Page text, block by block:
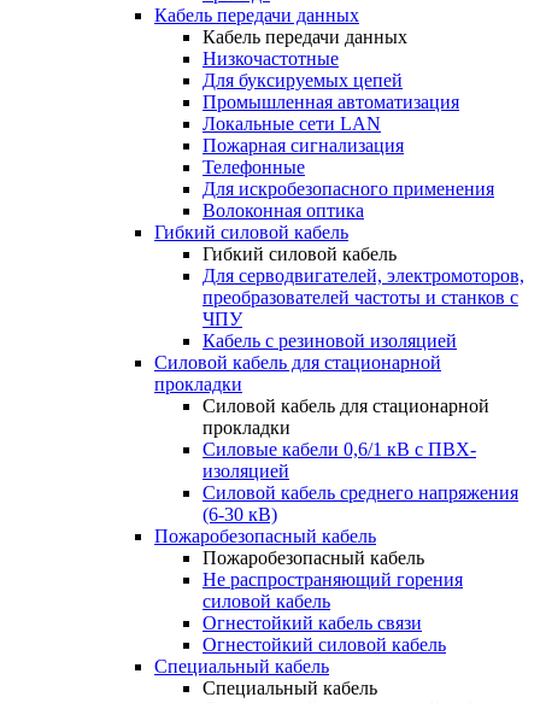
Кабель передачи данных
Кабель передачи данных
Низкочастотные
Для буксируемых цепей
Промышленная автоматизация
Локальные сети LAN
Пожарная сигнализация
Телефонные
Для искробезопасного применения
Волоконная оптика
Гибкий силовой кабель
Гибкий силовой кабель
Для серводвигателей, электромоторов,
преобразователей частоты и станков с
ЧПУ
Кабель с резиновой изоляцией
Силовой кабель для стационарной
прокладки
Силовой кабель для стационарной
прокладки
Силовые кабели 0,6/1 кВ с ПВХ-
изоляцией
Силовой кабель среднего напряжения
(6-30 кВ)
Пожаробезопасный кабель
Пожаробезопасный кабель
Не распространяющий горения
силовой кабель
Огнестойкий кабель связи
Огнестойкий силовой кабель
Специальный кабель
Специальный кабель